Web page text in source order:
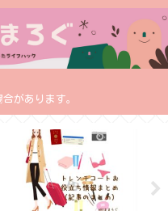
があります。